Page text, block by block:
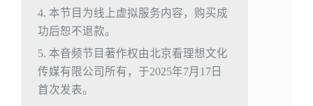
4. 本节目为线上虚拟服务内容，购买成
功后恕不退款。
5. 本音频节目著作权由北京看理想文化
传媒有限公司所有，于2025年7月17日
首次发表。